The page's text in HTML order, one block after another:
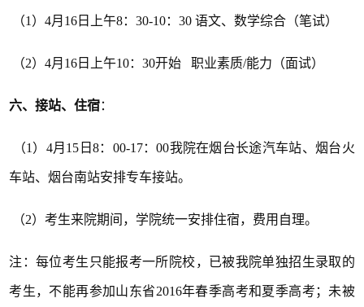
（1）4月16日上午8：30-10：30 语文、数学综合（笔试）
（2）4月16日上午10：30开始 职业素质/能力（面试）
六、接站、住宿：
（1）4月15日8：00-17：00我院在烟台长途汽车站、烟台火
车站、烟台南站安排专车接站。
（2）考生来院期间，学院统一安排住宿，费用自理。
注：每位考生只能报考一所院校，已被我院单独招生录取的
考生，不能再参加山东省2016年春季高考和夏季高考；未被